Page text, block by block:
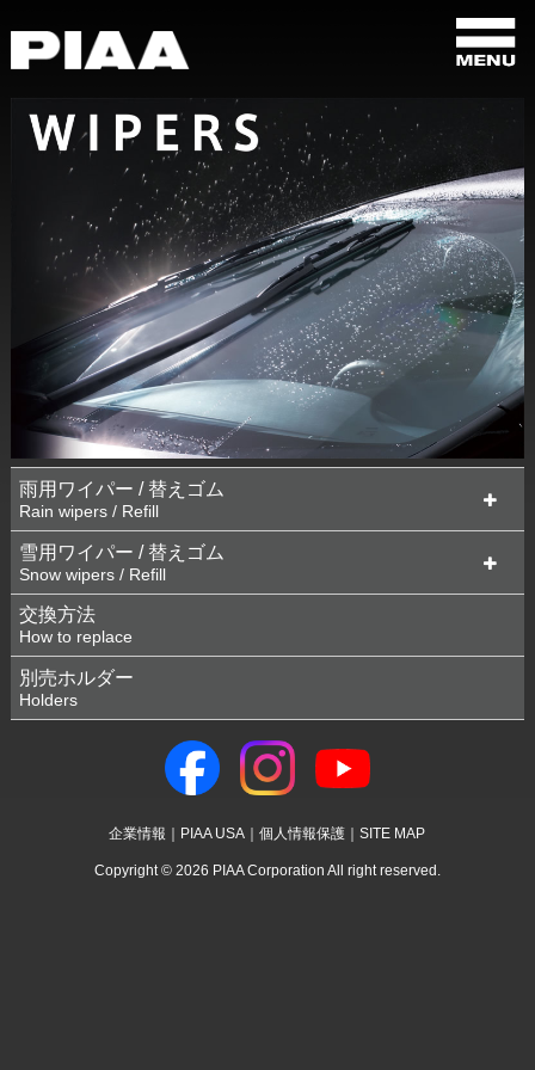
雨用ワイパー / 替えゴム
Rain wipers / Refill
雪用ワイパー / 替えゴム
Snow wipers / Refill
交換方法
How to replace
別売ホルダー
Holders
企業情報 ｜ PIAA USA ｜個人情報保護 ｜SITE MAP
Copyright © 2026 PIAA Corporation All right reserved.